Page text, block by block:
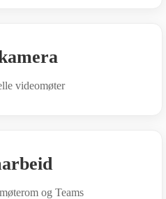
videomøter
og Teams